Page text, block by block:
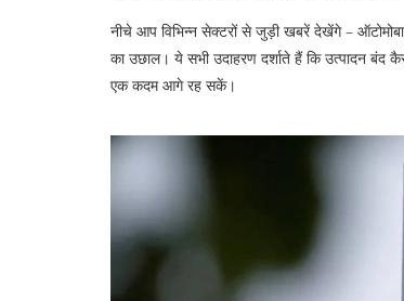
नीचे आप विभिन्न सेक्टरों से जुड़ी खबरें देखेंगे –
का उछाल। ये सभी उदाहरण दर्शाते हैं कि उत्पादन
एक कदम आगे रह सकें।